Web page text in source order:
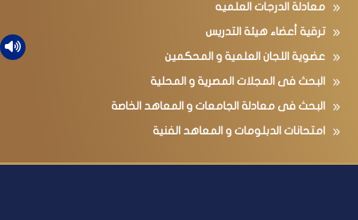
معادلة الدرجات العلميه
ترقية أعضاء هيئة التدريس
عضوية اللجان العلمية و المحكمين
البحث فى المجلات المصرية و المحلية
البحث فى معادلة الجامعات و المعاهد الخاصة
امتحانات الدبلومات و المعاهد الفنية